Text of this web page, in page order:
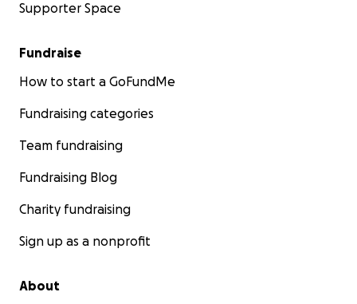
Supporter Space
Fundraise
How to start a GoFundMe
Fundraising categories
Team fundraising
Fundraising Blog
Charity fundraising
Sign up as a nonprofit
About